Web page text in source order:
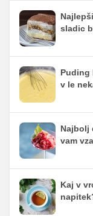
sladic
Puding
v le
Najbolj
vam
Kaj v